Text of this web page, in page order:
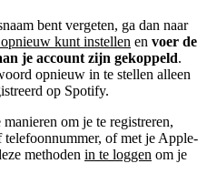
bent vergeten, ga dan naar
kunt instellen en voer de
je account zijn gekoppeld.
opnieuw in te stellen alleen
op Spotify.
om je te registreren,
of met je Apple-
methoden in te loggen om je